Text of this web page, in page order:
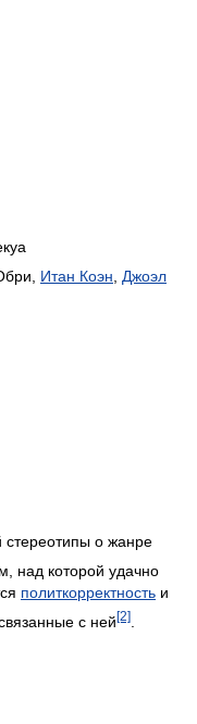
Итан Коэн
Джоэл
о жанре
над которой удачно
политкорректность и
с ней [2]